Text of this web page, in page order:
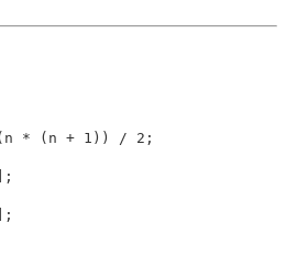
n * ( n + 1 ) ) / 2 ;
;
;